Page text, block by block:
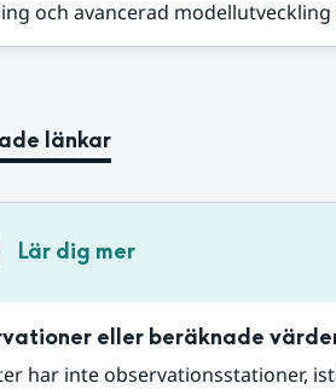
och avancerad
länkar
Lär dig mer
eller beräknade
har inte observationsstationer,